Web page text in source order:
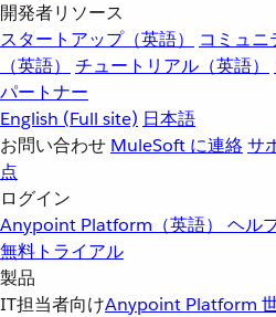
開発者リソース
スタートアップ（英語）
コミュニ
（英語）
チュートリアル（英語）
パートナー
English (Full site) 日本語
お問い合わせ MuleSoft に連絡サ
点
ログイン
Anypoint Platform（英語） ヘル
無料トライアル
製品
IT担当者向けAnypoint Platform